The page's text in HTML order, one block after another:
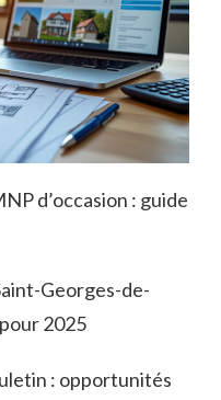
d’occasion : guide
Georges-de-
2025
: opportunités